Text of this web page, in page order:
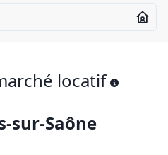
locatif
sur-Saône